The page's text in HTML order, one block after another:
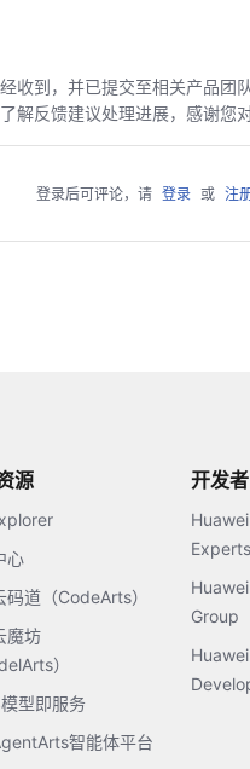
收到，并已提交至相关产品团
解反馈建议处理进展，感谢您
登录后可评论，请 登录 或 注
源
心
码道（CodeArts）
魔坊
）
型即服务
智能体平台
开发
Experts
Group